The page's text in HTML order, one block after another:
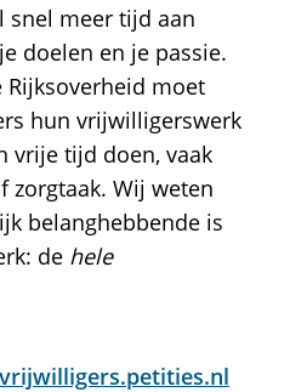
snel meer tijd aan
doelen en je passie.
Rijksoverheid moet
hun vrijwilligerswerk
vrije tijd doen, vaak
zorgtaak. Wij weten
belanghebbende is
de hele